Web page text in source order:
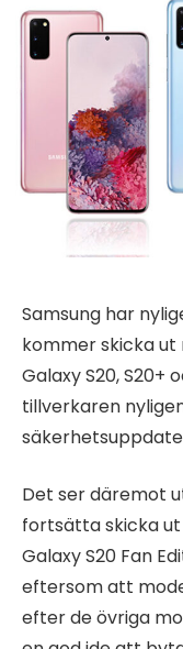
Samsung har
kommer skicka
Galaxy S20,
tillverkaren
Det ser däremot
fortsätta skicka
Galaxy S20 Fan
eftersom att
efter de övriga